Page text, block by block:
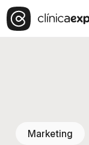
Marketing